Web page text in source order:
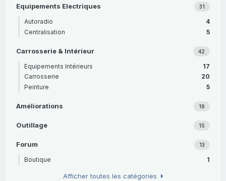
31
Equipements Electriques
4
Autoradio
5
Centralisation
42
Carrosserie & Intérieur
17
Equipements Intérieurs
20
Carrosserie
5
Peinture
19
Améliorations
15
Outillage
13
Forum
1
Boutique
Afficher toutes les catégories